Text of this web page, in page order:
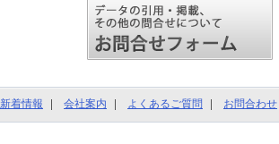
新着情報 会社案内 よくあるご質問 お問合わせ